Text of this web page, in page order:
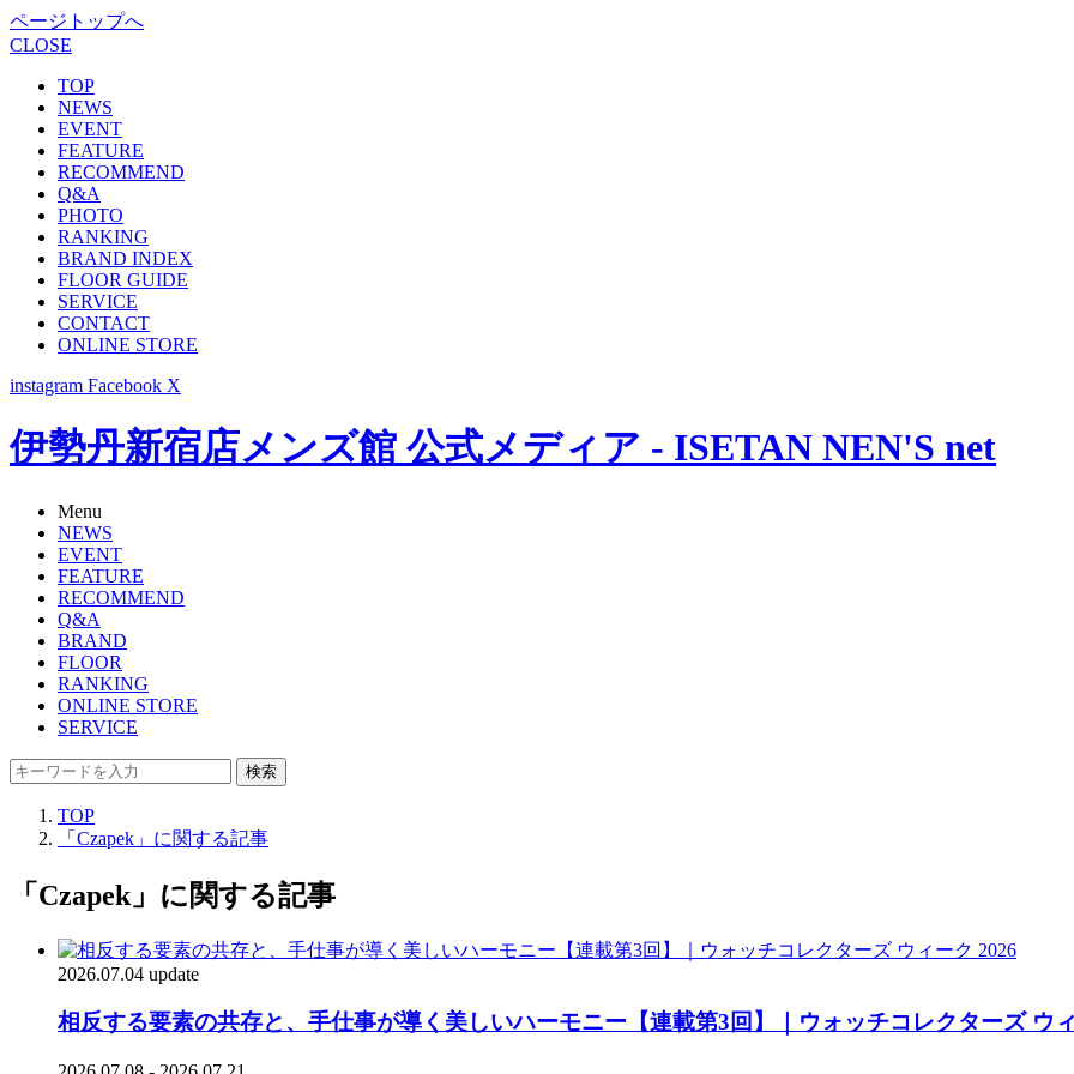
ページトップへ
CLOSE
TOP
NEWS
EVENT
FEATURE
RECOMMEND
Q&A
PHOTO
RANKING
BRAND INDEX
FLOOR GUIDE
SERVICE
CONTACT
ONLINE STORE
instagram Facebook X
伊勢丹新宿店メンズ館 公式メディア - ISETAN NEN'S net
Menu
NEWS
EVENT
FEATURE
RECOMMEND
Q&A
BRAND
FLOOR
RANKING
ONLINE STORE
SERVICE
検索
TOP
「Czapek」に関する記事
「Czapek」に関する記事
2026.07.04 update
相反する要素の共存と、手仕事が導く美しいハーモニー【連載第3回】｜ウォッチコレクターズ ウ